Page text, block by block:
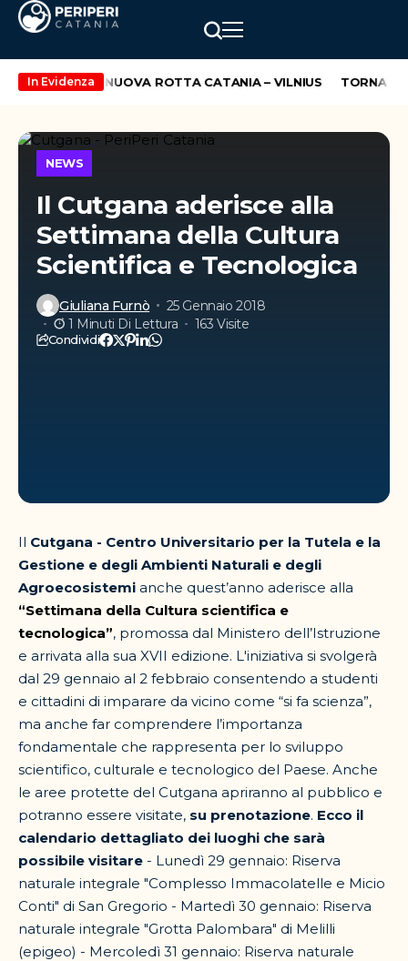
In Evidenza
INAUGURA LA NUOVA ROTTA CATANIA – VILNIUS TORNA IL
NEWS
Il Cutgana aderisce alla
Settimana della Cultura
Scientifica e Tecnologica
Giuliana Furnò
25 Gennaio 2018
1 Minuti Di Lettura
163 Visite
Condividi
Il Cutgana - Centro Universitario per la Tutela e la
Gestione e degli Ambienti Naturali e degli
Agroecosistemi anche quest’anno aderisce alla
“Settimana della Cultura scientifica e
tecnologica”, promossa dal Ministero dell’Istruzione
e arrivata alla sua XVII edizione. L'iniziativa si svolgerà
dal 29 gennaio al 2 febbraio consentendo a studenti
e cittadini di imparare da vicino come “si fa scienza”,
ma anche far comprendere l’importanza
fondamentale che rappresenta per lo sviluppo
scientifico, culturale e tecnologico del Paese. Anche
le aree protette del Cutgana apriranno al pubblico e
potranno essere visitate, su prenotazione. Ecco il
calendario dettagliato dei luoghi che sarà
possibile visitare - Lunedì 29 gennaio: Riserva
naturale integrale "Complesso Immacolatelle e Micio
Conti" di San Gregorio - Martedì 30 gennaio: Riserva
naturale integrale "Grotta Palombara" di Melilli
(epigeo) - Mercoledì 31 gennaio: Riserva naturale